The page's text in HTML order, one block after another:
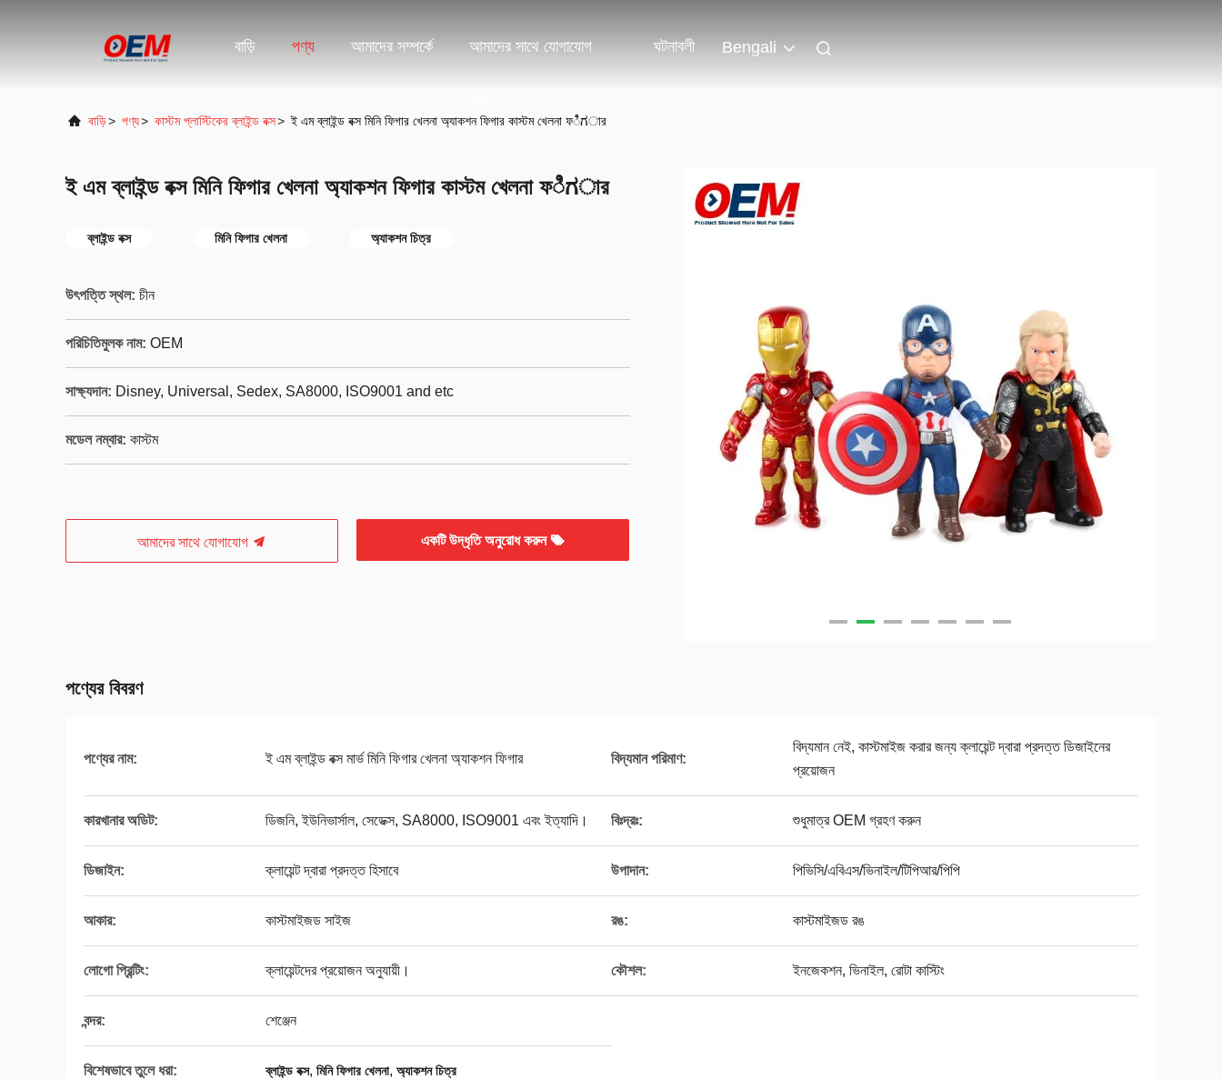
বাড়ি পণ্য আমাদের সম্পর্কে আমাদের সাথে যোগাযোগ ঘটনাবলী Bengali
বাড়ি> পণ্য> কাস্টম প্লাস্টিকের ব্লাইন্ড বক্স> ই এম ব্লাইন্ড বক্স মিনি ফিগার খেলনা অ্যাকশন ফিগার কাস্টম খেলনা ফಿಗার
ই এম ব্লাইন্ড বক্স মিনি ফিগার খেলনা অ্যাকশন ফিগার কাস্টম খেলনা ফಿಗার
ব্লাইন্ড বক্স মিনি ফিগার খেলনা অ্যাকশন চিত্র
উৎপত্তি স্থল: চীন
পরিচিতিমুলক নাম: OEM
সাক্ষ্যদান: Disney, Universal, Sedex, SA8000, ISO9001 and etc
মডেল নম্বার: কাস্টম
আমাদের সাথে যোগাযোগ একটি উদ্ধৃতি অনুরোধ করুন
পণ্যের বিবরণ
পণ্যের নাম: ই এম ব্লাইন্ড বক্স মার্ভ মিনি ফিগার খেলনা অ্যাকশন ফিগার বিদ্যমান পরিমাণ:
বিদ্যমান নেই, কাস্টমাইজ করার জন্য ক্লায়েন্ট দ্বারা প্রদত্ত ডিজাইনের
প্রয়োজন
কারখানার অডিট: ডিজনি, ইউনিভার্সাল, সেডেক্স, SA8000, ISO9001 এবং ইত্যাদি। বিঃদ্রঃ: শুধুমাত্র OEM গ্রহণ করুন
ডিজাইন: ক্লায়েন্ট দ্বারা প্রদত্ত হিসাবে উপাদান: পিভিসি/এবিএস/ভিনাইল/টিপিআর/পিপি
আকার: কাস্টমাইজড সাইজ রঙ: কাস্টমাইজড রঙ
লোগো প্রিন্টিং: ক্লায়েন্টদের প্রয়োজন অনুযায়ী। কৌশল: ইনজেকশন, ভিনাইল, রোটা কাস্টিং
বন্দর: শেঞ্জেন
বিশেষভাবে তুলে ধরা: ব্লাইন্ড বক্স, মিনি ফিগার খেলনা, অ্যাকশন চিত্র